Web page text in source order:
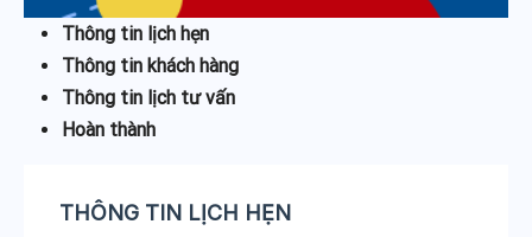
Thông tin lịch hẹn
Thông tin khách hàng
Thông tin lịch tư vấn
Hoàn thành
THÔNG TIN LỊCH HẸN